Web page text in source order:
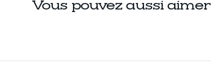
Vous pouvez aussi aimer